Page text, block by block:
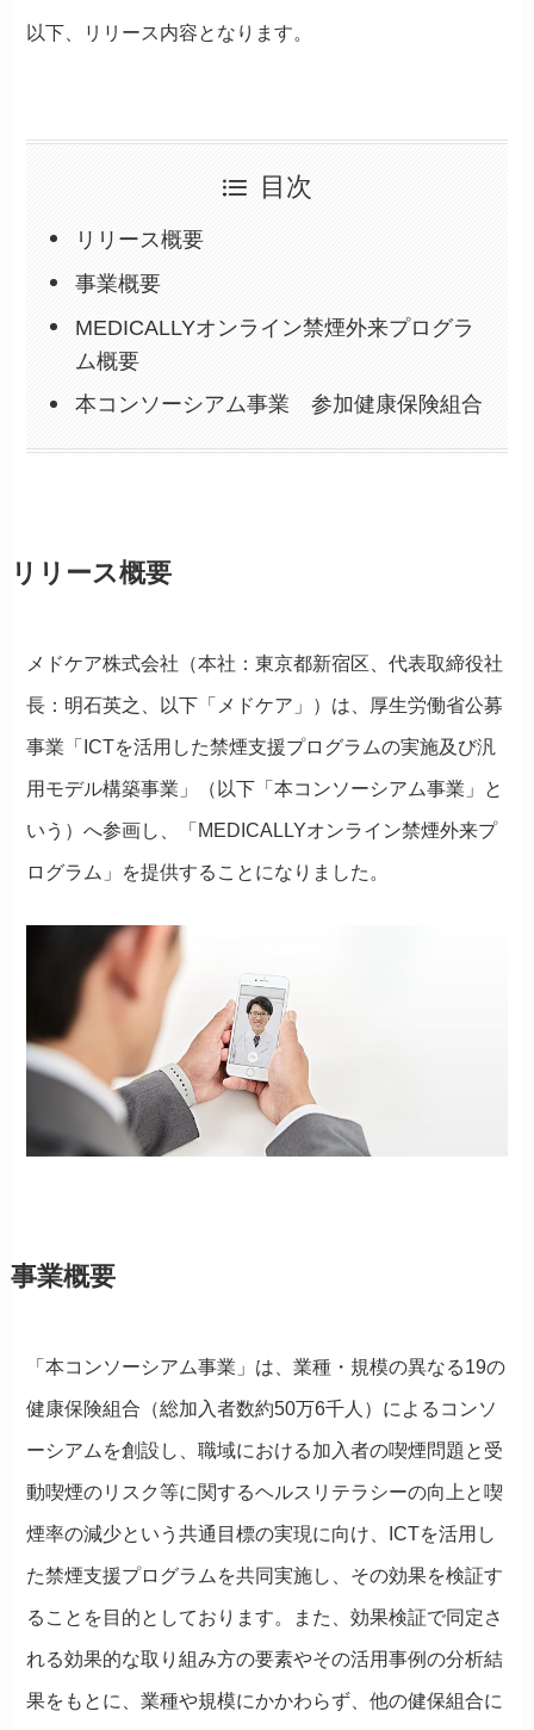
以下、リリース内容となります。
目次
リリース概要
事業概要
MEDICALLYオンライン禁煙外来プログラ
ム概要
本コンソーシアム事業 参加健康保険組合
リリース概要
メドケア株式会社（本社：東京都新宿区、代表取締役社
長：明石英之、以下「メドケア」）は、厚生労働省公募
事業「ICTを活用した禁煙支援プログラムの実施及び汎
用モデル構築事業」（以下「本コンソーシアム事業」と
いう）へ参画し、「MEDICALLYオンライン禁煙外来プ
ログラム」を提供することになりました。
事業概要
「本コンソーシアム事業」は、業種・規模の異なる19の
健康保険組合（総加入者数約50万6千人）によるコンソ
ーシアムを創設し、職域における加入者の喫煙問題と受
動喫煙のリスク等に関するヘルスリテラシーの向上と喫
煙率の減少という共通目標の実現に向け、ICTを活用し
た禁煙支援プログラムを共同実施し、その効果を検証す
ることを目的としております。また、効果検証で同定さ
れる効果的な取り組み方の要素やその活用事例の分析結
果をもとに、業種や規模にかかわらず、他の健保組合に